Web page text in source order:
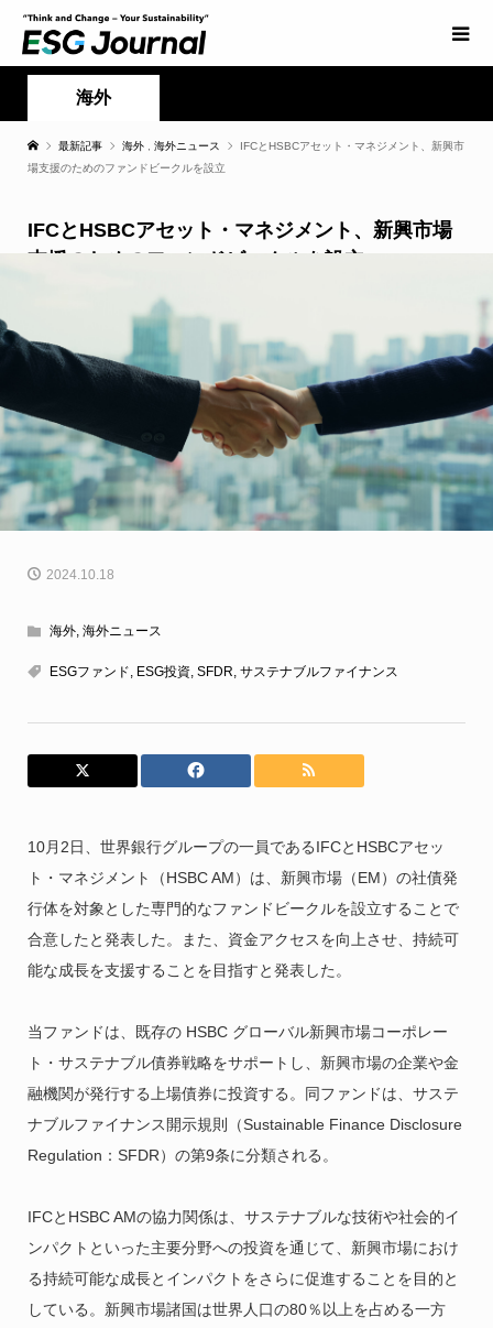
海外
最新記事 海外 海外ニュース
IFCとHSBCアセット・マネジメント、新興市
場支援のためのファンドビークルを設立
IFCとHSBCアセット・マネジメント、新興市場
支援のためのファンドビークルを設立
2024.10.18
海外, 海外ニュース
ESGファンド, ESG投資, SFDR, サステナブルファイナンス
10月2日、世界銀行グループの一員であるIFCとHSBCアセッ
ト・マネジメント（HSBC AM）は、新興市場（EM）の社債発
行体を対象とした専門的なファンドビークルを設立することで
合意したと発表した。また、資金アクセスを向上させ、持続可
能な成長を支援することを目指すと発表した。
当ファンドは、既存の HSBC グローバル新興市場コーポレー
ト・サステナブル債券戦略をサポートし、新興市場の企業や金
融機関が発行する上場債券に投資する。同ファンドは、サステ
ナブルファイナンス開示規則（Sustainable Finance Disclosure
Regulation：SFDR）の第9条に分類される。
IFCとHSBC AMの協力関係は、サステナブルな技術や社会的イ
ンパクトといった主要分野への投資を通じて、新興市場におけ
る持続可能な成長とインパクトをさらに促進することを目的と
している。新興市場諸国は世界人口の80％以上を占める一方